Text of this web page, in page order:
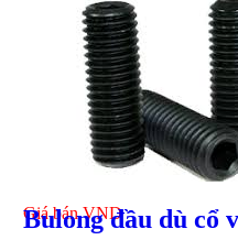
Giá bánVND
Giá bánVND
Bulong đầu dù cổ